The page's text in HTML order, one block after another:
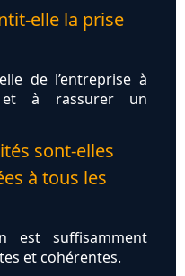
elle la prise
de l’entreprise à
et à rassurer un
sont-elles
à tous les
est suffisamment
et cohérentes.